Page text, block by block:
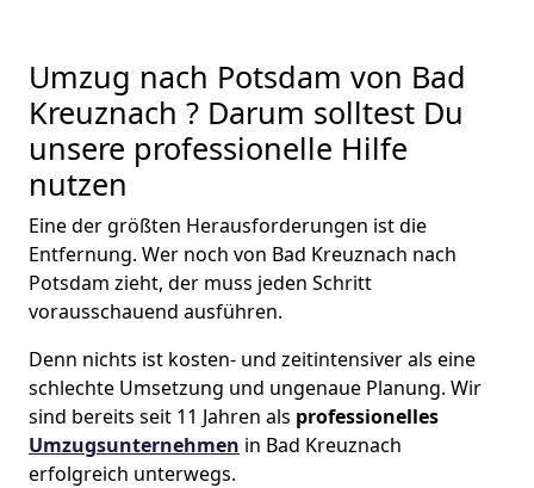
Umzug nach Potsdam von Bad
Kreuznach ? Darum solltest Du
unsere professionelle Hilfe
nutzen
Eine der größten Herausforderungen ist die
Entfernung. Wer noch von Bad Kreuznach nach
Potsdam zieht, der muss jeden Schritt
vorausschauend ausführen.
Denn nichts ist kosten- und zeitintensiver als eine
schlechte Umsetzung und ungenaue Planung. Wir
sind bereits seit 11 Jahren als professionelles
Umzugsunternehmen in Bad Kreuznach
erfolgreich unterwegs.